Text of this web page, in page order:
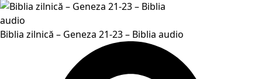
Biblia zilnică – Geneza 21-23 – Biblia audio